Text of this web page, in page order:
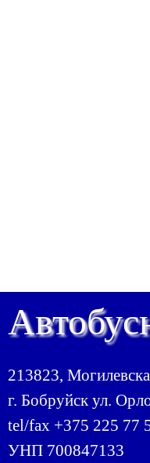
213823,
г. Бобруйск ул.
tel/fax +375 225 77
УНП 700847133